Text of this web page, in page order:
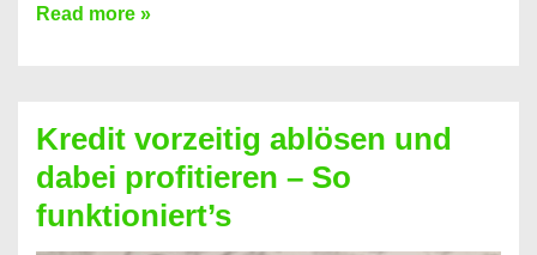
Ganz
Kredit
berechnen
–
Mit
Read more »
Kredit vorzeitig ablösen und
dabei profitieren – So
funktioniert’s